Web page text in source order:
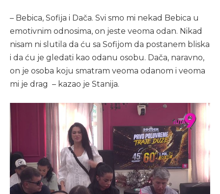
– Bebica, Sofija i Dača. Svi smo mi nekad Bebica u
emotivnim odnosima, on jeste veoma odan. Nikad
nisam ni slutila da ću sa Sofijom da postanem bliska
i da ću je gledati kao odanu osobu. Dača, naravno,
on je osoba koju smatram veoma odanom i veoma
mi je drag – kazao je Stanija.